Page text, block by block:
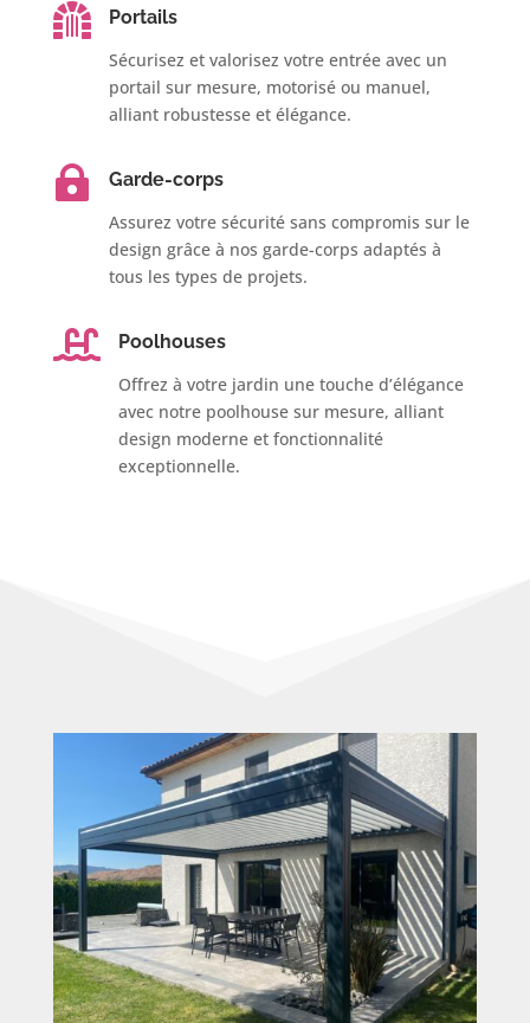

Portails
Sécurisez et valorisez votre entrée avec un
portail sur mesure, motorisé ou manuel,
alliant robustesse et élégance.

Garde-corps
Assurez votre sécurité sans compromis sur le
design grâce à nos garde-corps adaptés à
tous les types de projets.

Poolhouses
Offrez à votre jardin une touche d’élégance
avec notre poolhouse sur mesure, alliant
design moderne et fonctionnalité
exceptionnelle.